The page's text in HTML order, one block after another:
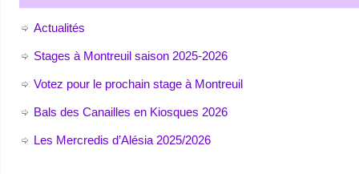
Actualités
Stages à Montreuil saison 2025-2026
Votez pour le prochain stage à Montreuil
Bals des Canailles en Kiosques 2026
Les Mercredis d’Alésia 2025/2026